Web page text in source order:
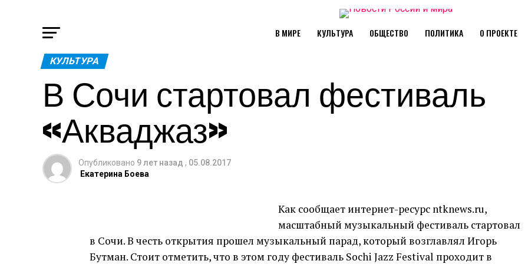
В МИРЕ КУЛЬТУРА ОБЩЕСТВО ПОЛИТИКА О ПРОЕКТЕ
КУЛЬТУРА
В Сочи стартовал фестиваль
«Акваджаз»
Опубликовано 9 лет назад , 05.08.2017
Екатерина Боева
Как сообщает интернет-ресурс ntknews.ru,
масштабный музыкальный фестиваль стартовал
в Сочи. В честь открытия прошел музыкальный парад, который возглавлял Игорь
Бутман. Стоит отметить, что в этом году фестиваль Sochi Jazz Festival проходит в